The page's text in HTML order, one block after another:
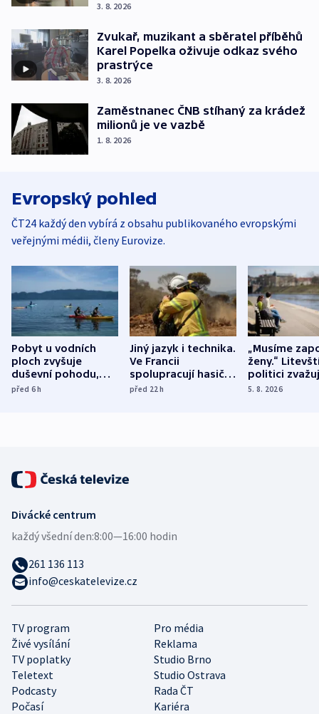
3. 8. 2026
Zvukař, muzikant a sběratel příběhů
Karel Popelka oživuje odkaz svého
prastrýce
3. 8. 2026
Zaměstnanec ČNB stíhaný za krádež
milionů je ve vazbě
1. 8. 2026
Evropský pohled
ČT24 každý den vybírá z obsahu publikovaného evropskými
veřejnými médii, členy Eurovize.
Pobyt u vodních
ploch zvyšuje
duševní pohodu,
ukázala
před 6h
Jiný jazyk i technika.
Ve Francii
spolupracují hasiči z
různých zemí
před 22h
„Musíme
ženy.“
politici
dohodu o
5. 8. 2026
TV program
Pro média
Živé vysílání
Reklama
TV poplatky
Studio Brno
Teletext
Studio Ostrava
Podcasty
Rada ČT
Počasí
Kariéra
Divácké centrum
každý všední den:8:00—16:00 hodin
261 136 113
info@ceskatelevize.cz